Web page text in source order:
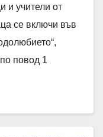
и учители от
се включи във
повод 1